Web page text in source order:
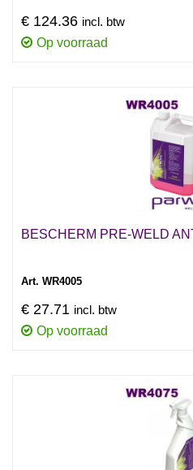
€ 124.36 incl. btw
Op voorraad
BESCHERM PRE-WELD
Art. WR4005
€ 27.71 incl. btw
Op voorraad